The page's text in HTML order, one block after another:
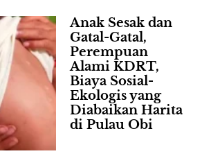
Anak Sesak dan
Gatal-Gatal,
Perempuan
Alami KDRT,
Biaya Sosial-
Ekologis yang
Diabaikan Harita
di Pulau Obi